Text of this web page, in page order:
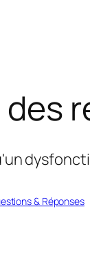
& Réponses